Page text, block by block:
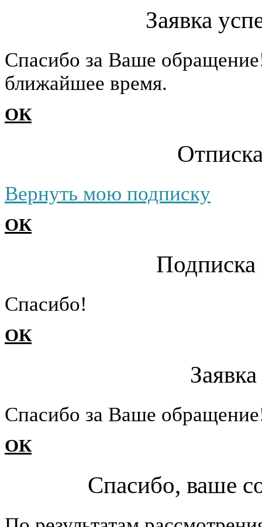
Заявка
Cпасибо за Ваше
ближайшее время.
ОК
Вернуть мою подписку
ОК
Подписка
Cпасибо!
ОК
Cпасибо за Ваше
ОК
Спасибо, ваше